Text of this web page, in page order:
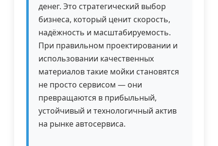
денег. Это стратегический выбор
бизнеса, который ценит скорость,
надёжность и масштабируемость.
При правильном проектировании и
использовании качественных
материалов такие мойки становятся
не просто сервисом — они
превращаются в прибыльный,
устойчивый и технологичный актив
на рынке автосервиса.